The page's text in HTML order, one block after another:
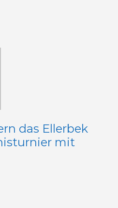
das Ellerbek
mit